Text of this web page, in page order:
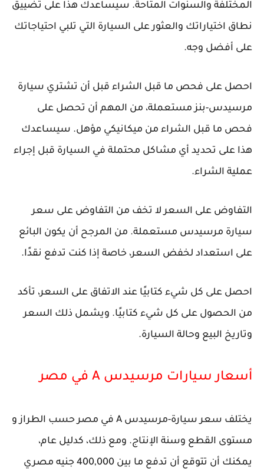
المختلفة والسنوات المتاحة. سيساعدك هذا على تضييق
نطاق اختياراتك والعثور على السيارة التي تلبي احتياجاتك
على أفضل وجه.
احصل على فحص ما قبل الشراء قبل أن تشتري سيارة
مرسيدس-بنز مستعملة، من المهم أن تحصل على
فحص ما قبل الشراء من ميكانيكي مؤهل. سيساعدك
هذا على تحديد أي مشاكل محتملة في السيارة قبل إجراء
عملية الشراء.
التفاوض على السعر لا تخف من التفاوض على سعر
سيارة مرسيدس مستعملة. من المرجح أن يكون البائع
على استعداد لخفض السعر، خاصة إذا كنت تدفع نقدًا.
احصل على كل شيء كتابيًا عند الاتفاق على السعر، تأكد
من الحصول على كل شيء كتابيًا. ويشمل ذلك السعر
وتاريخ البيع وحالة السيارة.
أسعار سيارات مرسيدس A في مصر
يختلف سعر سيارة-مرسيدس A في مصر حسب الطراز و
مستوى القطع وسنة الإنتاج. ومع ذلك، كدليل عام،
يمكنك أن تتوقع أن تدفع ما بين 400,000 جنيه مصري